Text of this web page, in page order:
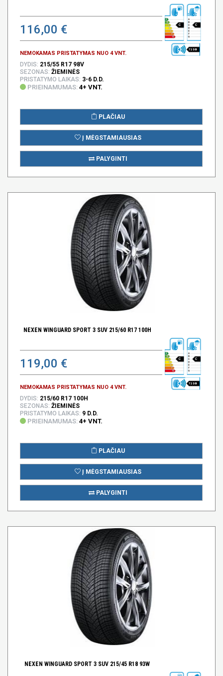
116,00 €
NEMOKAMAS PRISTATYMAS NUO 4 VNT.
C C
72 DB
DYDIS: 215/55 R17 98V
SEZONAS: ŽIEMINĖS
PRISTATYMO LAIKAS: 3-6 D.D.
PRIEINAMUMAS: 4+ VNT.
PLAČIAU
Į MĖGSTAMIAUSIAS
PALYGINTI
NEXEN WINGUARD SPORT 3 SUV 215/60 R17 100H
119,00 €
NEMOKAMAS PRISTATYMAS NUO 4 VNT.
C C
72 DB
DYDIS: 215/60 R17 100H
SEZONAS: ŽIEMINĖS
PRISTATYMO LAIKAS: 9 D.D.
PRIEINAMUMAS: 4+ VNT.
PLAČIAU
Į MĖGSTAMIAUSIAS
PALYGINTI
NEXEN WINGUARD SPORT 3 SUV 215/45 R18 93W